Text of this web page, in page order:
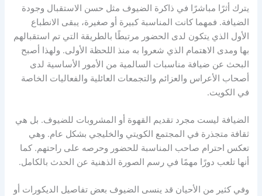
يترك أثرًا مباشرًا في ذاكرة الضيوف مثل حسن الاستقبال وجودة
الضيافة. فمهما كانت المناسبة كبيرة أو صغيرة، يبقى الانطباع
الأول الذي يتكون لدى الحضور مرتبطًا بالطريقة التي تم استقبالهم
بها ومدى الاهتمام الذي شعروا به منذ اللحظة الأولى. ولهذا أصبح
البحث عن ضيافة مناسبات السالمية من الأمور الأساسية لدى
أصحاب الأعراس والعزائم والتجمعات العائلية والفعاليات الخاصة
في الكويت.
الضيافة ليست مجرد تقديم القهوة أو المشروبات للضيوف. بل هي
ثقافة متجذرة في المجتمع الكويتي والخليجي بشكل عام. وهي
تعكس احترام صاحب المناسبة للحضور وحرصه على راحتهم. كما
أنها تلعب دورًا مهمًا في رسم الصورة الذهنية عن الحدث بالكامل.
وفي كثير من الأحيان قد ينسى الضيوف بعض تفاصيل الديكورات أو